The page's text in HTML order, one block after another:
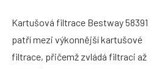
Kartušová filtrace Bestway 58391
patří mezi výkonnější kartušové
filtrace, přičemž zvládá filtraci až